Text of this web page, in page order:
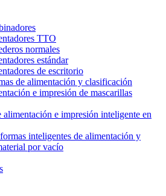
TTO
normales
estándar
de escritorio
de alimentación y clasificación
e impresión de mascarillas
alimentación e impresión inteligente en
inteligentes de alimentación y
por vacío